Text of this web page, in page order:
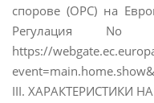
спорове (ОРС) на
Регулация
https://
III. ХАРАКТЕРИСТИКИ НА